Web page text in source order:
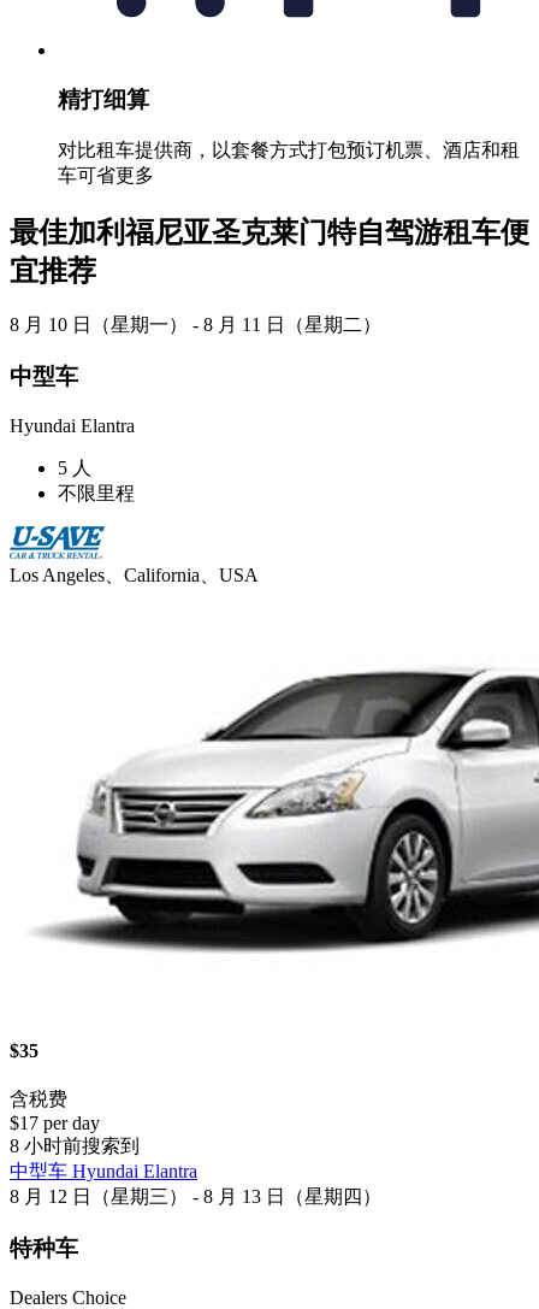
精打细算
对比租车提供商，以套餐方式打包预订机票、酒店和租
车可省更多
最佳加利福尼亚圣克莱门特自驾游租车便
宜推荐
8 月 10 日（星期一） - 8 月 11 日（星期二）
中型车
Hyundai Elantra
5 人
不限里程
Los Angeles、California、USA
$35
含税费
$17 per day
8 小时前搜索到
中型车 Hyundai Elantra
8 月 12 日（星期三） - 8 月 13 日（星期四）
特种车
Dealers Choice